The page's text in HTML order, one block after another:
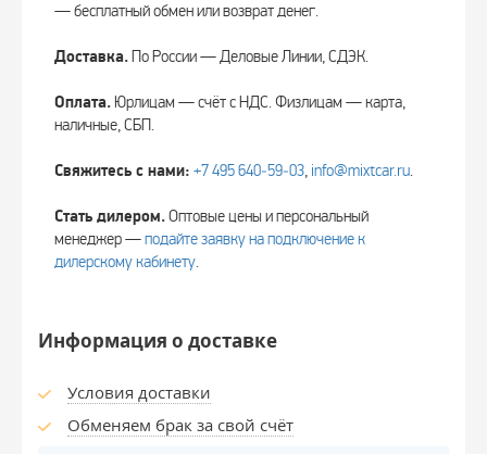
— бесплатный обмен или возврат денег.
Доставка.По России — Деловые Линии, СДЭК.
Оплата. Юрлицам — счёт с НДС. Физлицам — карта,
наличные, СБП.
Свяжитесь с нами: +7 495 640‑59‑03, info@mixtcar.ru.
Стать дилером.Оптовые цены и персональный
менеджер —подайте заявку на подключение к
дилерскому кабинету.
Информация о доставке
Условия доставки
Обменяем брак за свой счёт